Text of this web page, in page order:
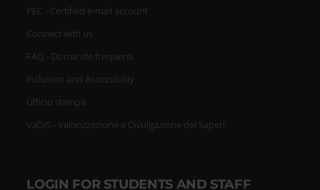
PEC - Certified e-mail account
Connect with us
FAQ - Domande frequenti
Inclusion and Accessibility
Ufficio stampa
VaDiS - Valorizzazione e Divulgazione dei Saperi
LOGIN FOR STUDENTS AND STAFF